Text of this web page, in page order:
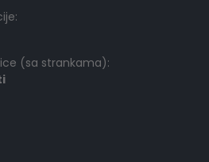
(sa strankama):